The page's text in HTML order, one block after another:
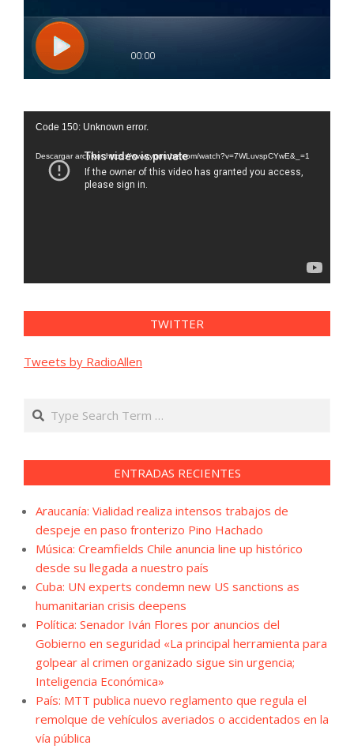
Reproductor
vídeo
Code 150: Unknown error.
Descargar archivo: https://www.youtube.com/watch?v=7WLuvspCYwE&_=1
TWITTER
Tweets by RadioAllen
Search
ENTRADAS RECIENTES
Araucanía: Vialidad realiza intensos trabajos de
despeje en paso fronterizo Pino Hachado
Música: Creamfields Chile anuncia line up histórico
desde su llegada a nuestro país
Cuba: UN experts condemn new US sanctions as
humanitarian crisis deepens
Política: Senador Iván Flores por anuncios del
Gobierno en seguridad «La principal herramienta para
golpear al crimen organizado sigue sin urgencia;
Inteligencia Económica»
País: MTT publica nuevo reglamento que regula el
remolque de vehículos averiados o accidentados en la
vía pública